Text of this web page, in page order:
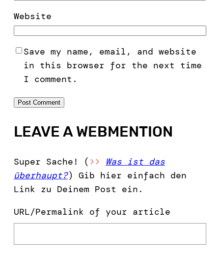
Website
Save my name, email, and website
in this browser for the next time
I comment.
LEAVE A WEBMENTION
Super Sache! ( >>
Was ist das
überhaupt?) Gib hier einfach den
Link zu Deinem Post ein.
URL/Permalink of your article